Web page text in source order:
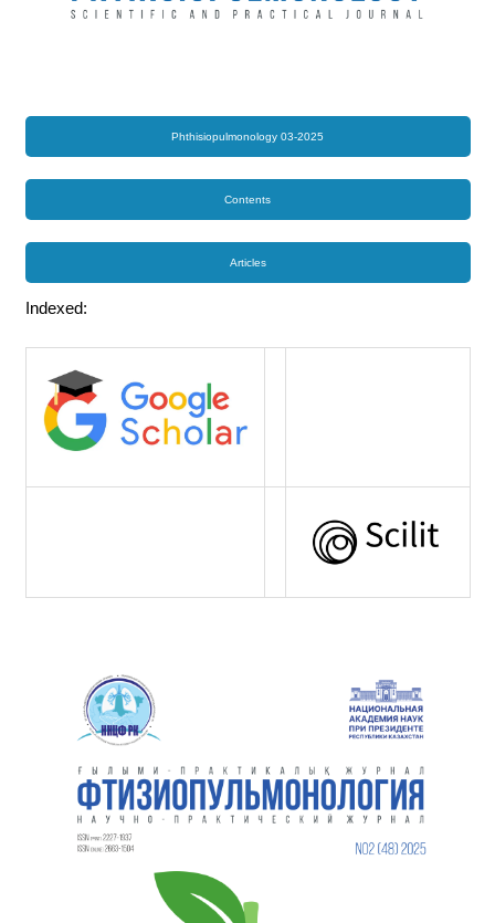
Phthisiopulmonology 03-2025
Contents
Articles
Indexed: